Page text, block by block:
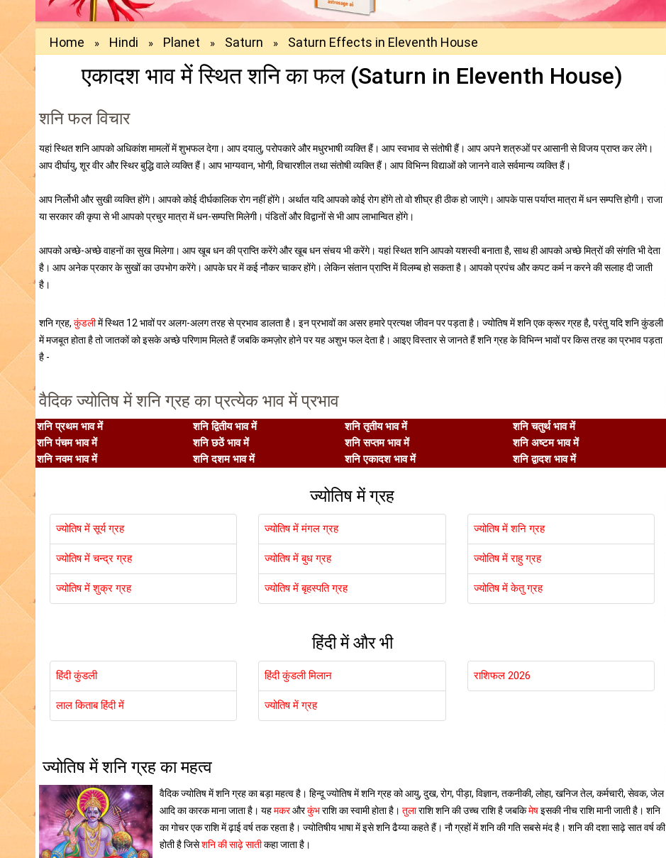
Home » Hindi » Planet » Saturn » Saturn Effects in Eleventh House
एकादश भाव में स्थित शनि का फल (Saturn in Eleventh House)
शनि फल विचार
यहां स्थित शनि आपको अधिकांश मामलों में शुभफल देगा। आप दयालु, परोपकारे और मधुरभाषी व्यक्ति हैं। आप स्वभाव से संतोषी हैं। आप अपने शत्रुओं पर आसानी से विजय प्राप्त कर लेंगे।
आप दीर्घायु, शूर वीर और स्थिर बुद्धि वाले व्यक्ति हैं। आप भाग्यवान, भोगी, विचारशील तथा संतोषी व्यक्ति हैं। आप विभिन्न विद्याओं को जानने वाले सर्वमान्य व्यक्ति हैं।
आप निर्लोभी और सुखी व्यक्ति होंगे। आपको कोई दीर्घकालिक रोग नहीं होंगे। अर्थात यदि आपको कोई रोग होंगे तो वो शीघ्र ही ठीक हो जाएंगे। आपके पास पर्याप्त मात्रा में धन सम्पत्ति होगी। राजा
या सरकार की कृपा से भी आपको प्रचुर मात्रा में धन-सम्पत्ति मिलेगी। पंडितों और विद्वानों से भी आप लाभान्वित होंगे।
आपको अच्छे-अच्छे वाहनों का सुख मिलेगा। आप खूब धन की प्राप्ति करेंगे और खूब धन संचय भी करेंगे। यहां स्थित शनि आपको यशस्वी बनाता है, साथ ही आपको अच्छे मित्रों की संगति भी देता
है। आप अनेक प्रकार के सुखों का उपभोग करेंगे। आपके घर में कई नौकर चाकर होंगे। लेकिन संतान प्राप्ति में विलम्ब हो सकता है। आपको प्रपंच और कपट कर्म न करने की सलाह दी जाती
है।
शनि ग्रह, कुंडलीमें स्थित 12 भावों पर अलग-अलग तरह से प्रभाव डालता है। इन प्रभावों का असर हमारे प्रत्यक्ष जीवन पर पड़ता है। ज्योतिष में शनि एक क्रूर ग्रह है, परंतु यदि शनि कुंडली
में मजबूत होता है तो जातकों को इसके अच्छे परिणाम मिलते हैं जबकि कमज़ोर होने पर यह अशुभ फल देता है। आइए विस्तार से जानते हैं शनि ग्रह के विभिन्न भावों पर किस तरह का प्रभाव पड़ता
है -
वैदिक ज्योतिष में शनि ग्रह का प्रत्येक भाव में प्रभाव
शनि प्रथम भाव में शनि द्वितीय भाव में शनि तृतीय भाव में
शनि चतुर्थ भाव में
शनि पंचम भाव में
शनि छठें भाव में शनि सप्तम भाव में
शनि अष्टम भाव में
शनि नवम भाव में
शनि दशम भाव में शनि एकादश भाव में शनि द्वादश भाव में
ज्योतिष में ग्रह
ज्योतिष में सूर्य ग्रह
ज्योतिष में चन्द्र ग्रह
ज्योतिष में शुक्र ग्रह
ज्योतिष में मंगल ग्रह
ज्योतिष में बुध ग्रह
ज्योतिष में बृहस्पति ग्रह
ज्योतिष में शनि ग्रह
ज्योतिष में राहु ग्रह
ज्योतिष में केतु ग्रह
हिंदी में और भी
हिंदी कुंडली
लाल किताब हिंदी में
हिंदी कुंडली मिलान
ज्योतिष में ग्रह
राशिफल 2026
ज्योतिष में शनि ग्रह का महत्व
वैदिक ज्योतिष में शनि ग्रह का बड़ा महत्व है। हिन्दू ज्योतिष में शनि ग्रह को आयु, दुख, रोग, पीड़ा, विज्ञान, तकनीकी, लोहा, खनिज तेल, कर्मचारी, सेवक, जेल
आदि का कारक माना जाता है। यहमकरऔरकुंभराशि का स्वामी होता है। तुलाराशि शनि की उच्च राशि है जबकिमेषइसकी नीच राशि मानी जाती है। शनि
का गोचर एक राशि में ढ़ाई वर्ष तक रहता है। ज्योतिषीय भाषा में इसे शनि ढैय्या कहते हैं। नौ ग्रहों में शनि की गति सबसे मंद है। शनि की दशा साढ़े सात वर्ष की
होती है जिसेशनि की साढ़े सातीकहा जाता है।